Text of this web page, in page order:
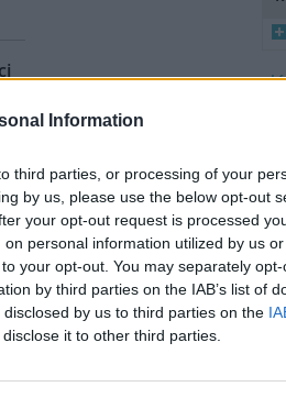
Information
third parties, or processing of your
by us, please use the below opt-out
your opt-out request is processed
personal information utilized by us
your opt-out. You may separately
by third parties on the IAB’s list of
by us to third parties on the
it to other third parties.